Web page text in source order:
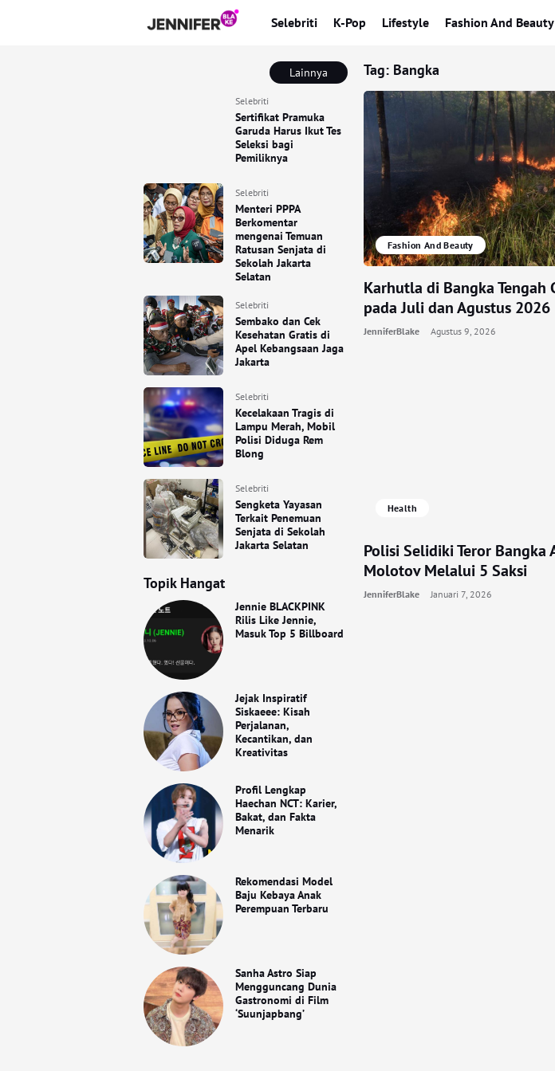
Selebriti K-Pop Lifestyle Fashion And Beauty
Lainnya
Selebriti
Sertifikat Pramuka
Garuda Harus Ikut Tes
Seleksi bagi
Pemiliknya
Selebriti
Menteri PPPA
Berkomentar
mengenai Temuan
Ratusan Senjata di
Sekolah Jakarta
Selatan
Selebriti
Sembako dan Cek
Kesehatan Gratis di
Apel Kebangsaan Jaga
Jakarta
Selebriti
Kecelakaan Tragis di
Lampu Merah, Mobil
Polisi Diduga Rem
Blong
Selebriti
Sengketa Yayasan
Terkait Penemuan
Senjata di Sekolah
Jakarta Selatan
Topik Hangat
Jennie BLACKPINK
Rilis Like Jennie,
Masuk Top 5 Billboard
Jejak Inspiratif
Siskaeee: Kisah
Perjalanan,
Kecantikan, dan
Kreativitas
Profil Lengkap
Haechan NCT: Karier,
Bakat, dan Fakta
Menarik
Rekomendasi Model
Baju Kebaya Anak
Perempuan Terbaru
Sanha Astro Siap
Mengguncang Dunia
Gastronomi di Film
‘Suunjapbang’
Tag: Bangka
Fashion And Beauty
Karhutla di Bangka Tengah
pada Juli dan Agustus 2026
JenniferBlake Agustus 9, 2026
Health
Polisi Selidiki Teror Bangka
Molotov Melalui 5 Saksi
JenniferBlake Januari 7, 2026